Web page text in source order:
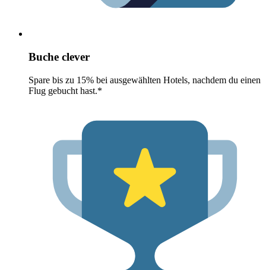
Buche clever
Spare bis zu 15% bei ausgewählten Hotels, nachdem du einen
Flug gebucht hast.*